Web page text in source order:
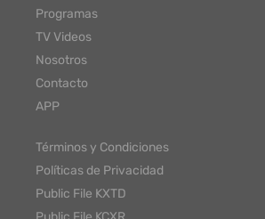
Programas
TV Videos
Nosotros
Contacto
APP
Términos y Condiciones
Políticas de Privacidad
Public File KXTD